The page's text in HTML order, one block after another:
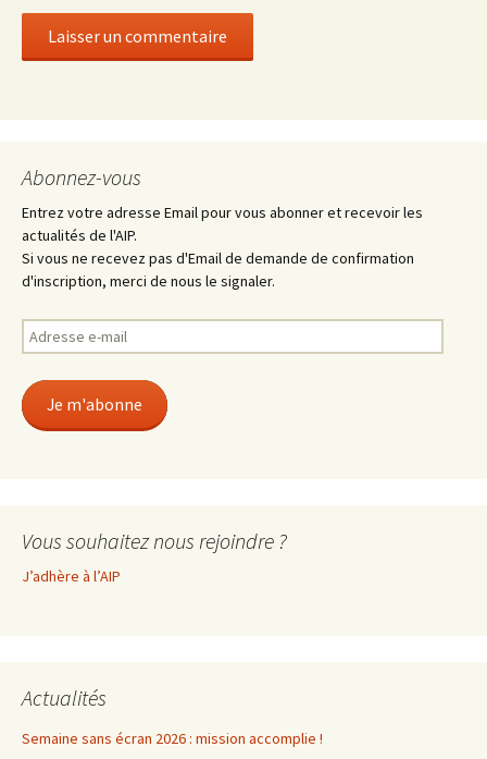
Abonnez-vous
Entrez votre adresse Email pour vous abonner et recevoir les
actualités de l'AIP.
Si vous ne recevez pas d'Email de demande de confirmation
d'inscription, merci de nous le signaler.
Adresse
e-
Je m'abonne
Vous souhaitez nous rejoindre ?
J’adhère à l’AIP
Actualités
Semaine sans écran 2026 : mission accomplie !